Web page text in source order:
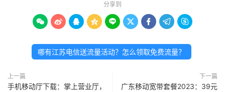
分享到
        
哪有江苏电信送流量活动？怎么领取免费流量？
上一篇
手机移动厅下载：掌上营业厅，
下一篇
广东移动宽带套餐2023：39元